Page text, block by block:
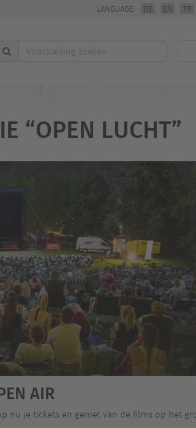
LANGUAGE: DE EN FR
Voorstelling
zoeken
“OPEN LUCHT”
AIR
nu je tickets en geniet van de films op het